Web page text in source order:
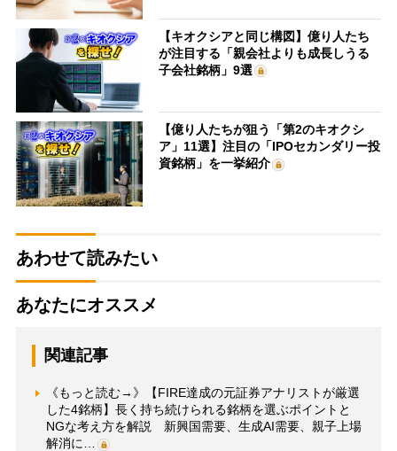
【キオクシアと同じ構図】億り人たち
が注目する「親会社よりも成長しうる
子会社銘柄」9選
【億り人たちが狙う「第2のキオクシ
ア」11選】注目の「IPOセカンダリー投
資銘柄」を一挙紹介
あわせて読みたい
あなたにオススメ
関連記事
《もっと読む→》【FIRE達成の元証券アナリストが厳選
した4銘柄】長く持ち続けられる銘柄を選ぶポイントと
NGな考え方を解説 新興国需要、生成AI需要、親子上場
解消に…